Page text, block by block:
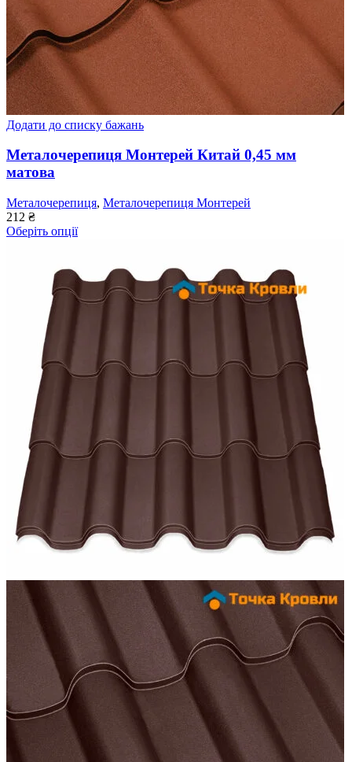
Додати до списку бажань
Металочерепиця Монтерей Китай 0,45 мм
матова
Металочерепиця, Металочерепиця Монтерей
212 ₴
Оберіть опції